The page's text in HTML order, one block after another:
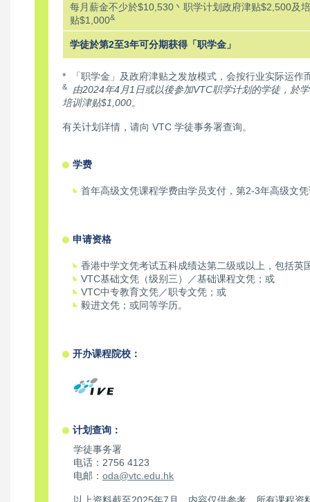
每月薪金不少於$10,530丶职学计划政府津贴$2,500及
贴$1,000&
学徒於第2至3年可分期获得「职学金」
* 「职学金」及政府津贴之发放模式，会按行业实际运作
&
由2024年4月1日或以後参加VTC职学计划的学徒，於
培训津贴$1,000。
有关计划详情，请向 VTC 学徒事务署查询。
学费
首年高级文凭课程学费由学员支付，第2-3年高级文
申请资格
香港中学文凭考试五科成绩达第二级或以上，包括英
VTC基础文凭（级别三）／基础课程文凭；或
VTC中专教育文凭／职专文凭；或
毅进文凭；或同等学历。
开办课程院校：
计划查询：
学徒事务署
电话：2756 4123
电邮： oda@vtc.edu.hk